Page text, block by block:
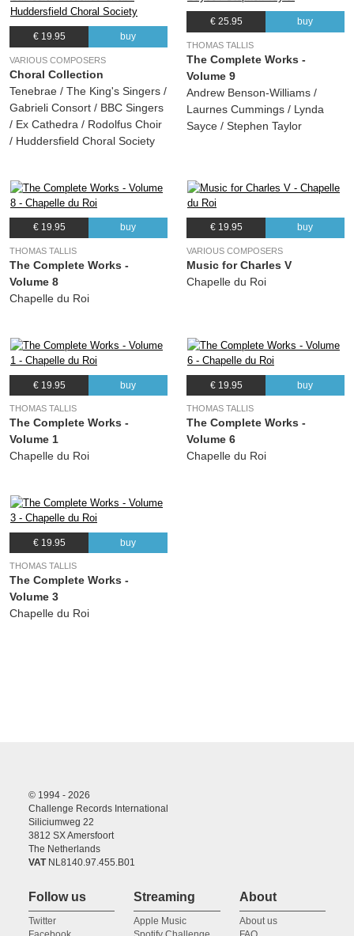
(Thomas Tallis) Chapelle du Roi
14. In ieiunio et fletu (High) 03:18
15. Derelinquat impius
(Thomas Tallis) Chapelle du Roi
16. Spem in alium 10:03
(Thomas Tallis) Chapelle du Roi
€ 19.95 buy
VARIOUS COMPOSERS
Choral Collection
Tenebrae / The King's Singers /
Gabrieli Consort / BBC Singers
/ Ex Cathedra / Rodolfus Choir
/ Huddersfield Choral Society
€ 25.95 buy
THOMAS TALLIS
The Complete Works -
Volume 9
Andrew Benson-Williams /
Laurnes Cummings / Lynda
Sayce / Stephen Taylor
€ 19.95 buy
THOMAS TALLIS
The Complete Works -
Volume 8
Chapelle du Roi
€ 19.95 buy
VARIOUS COMPOSERS
Music for Charles V
Chapelle du Roi
€ 19.95 buy
THOMAS TALLIS
The Complete Works -
Volume 1
Chapelle du Roi
€ 19.95 buy
THOMAS TALLIS
The Complete Works -
Volume 6
Chapelle du Roi
€ 19.95 buy
THOMAS TALLIS
The Complete Works -
Volume 3
Chapelle du Roi
© 1994 - 2026
Challenge Records International
Siliciumweg 22
3812 SX Amersfoort
The Netherlands
VATNL8140.97.455.B01
Follow us
Twitter
Streaming
Apple Music
About
About us